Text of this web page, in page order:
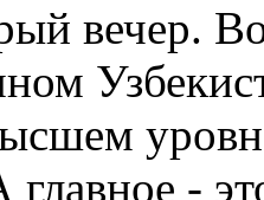
вечер.
главное -